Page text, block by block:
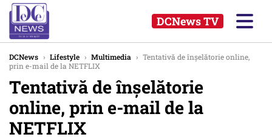
DCNews TV
DCNews › Lifestyle › Multimedia › Tentativă de înşelătorie online,
prin e-mail de la NETFLIX
Tentativă de înşelătorie
online, prin e-mail de la
NETFLIX